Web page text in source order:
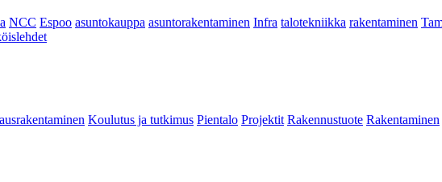
NCC Espoo asuntokauppa asuntorakentaminen Infra talotekniikka rakentaminen
Koulutus ja tutkimus Pientalo Projektit Rakennustuote Rakentaminen